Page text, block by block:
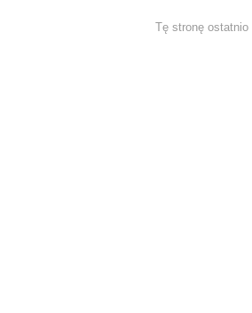
Tę stronę ostatnio